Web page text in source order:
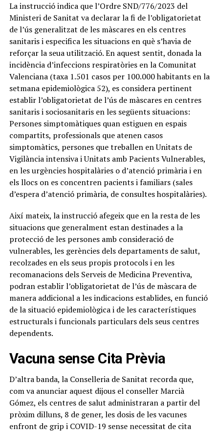
La instrucció indica que l’Ordre SND/776/2023 del
Ministeri de Sanitat va declarar la fi de l’obligatorietat
de l’ús generalitzat de les màscares en els centres
sanitaris i especifica les situacions en què s’havia de
reforçar la seua utilització. En aquest sentit, donada la
incidència d’infeccions respiratòries en la Comunitat
Valenciana (taxa 1.501 casos per 100.000 habitants en la
setmana epidemiològica 52), es considera pertinent
establir l’obligatorietat de l’ús de màscares en centres
sanitaris i sociosanitaris en les següents situacions:
Persones simptomàtiques quan estiguen en espais
compartits, professionals que atenen casos
simptomàtics, persones que treballen en Unitats de
Vigilància intensiva i Unitats amb Pacients Vulnerables,
en les urgències hospitalàries o d’atenció primària i en
els llocs on es concentren pacients i familiars (sales
d’espera d’atenció primària, de consultes hospitalàries).
Així mateix, la instrucció afegeix que en la resta de les
situacions que generalment estan destinades a la
protecció de les persones amb consideració de
vulnerables, les gerències dels departaments de salut,
recolzades en els seus propis protocols i en les
recomanacions dels Serveis de Medicina Preventiva,
podran establir l’obligatorietat de l’ús de màscara de
manera addicional a les indicacions establides, en funció
de la situació epidemiològica i de les característiques
estructurals i funcionals particulars dels seus centres
dependents.
Vacuna sense Cita Prèvia
D’altra banda, la Conselleria de Sanitat recorda que,
com va anunciar aquest dijous el conseller Marcià
Gómez, els centres de salut administraran a partir del
pròxim dilluns, 8 de gener, les dosis de les vacunes
enfront de grip i COVID-19 sense necessitat de cita